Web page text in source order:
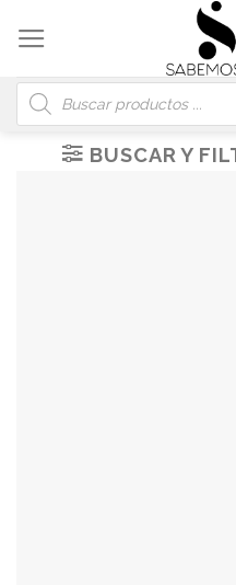
content
Búsqueda
de
productos
BUSCAR Y